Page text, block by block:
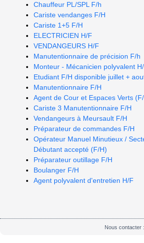
Chauffeur PL/SPL F/h
Cariste vendanges F/H
Cariste 1+5 F/H
ELECTRICIEN H/F
VENDANGEURS H/F
Manutentionnaire de précision F/h
Monteur - Mécanicien polyvalent
Etudiant F/H disponible juillet +
Manutentionnaire F/H
Agent de Cour et Espaces Verts
Cariste 3 Manutentionnaire F/H
Vendangeurs à Meursault F/H
Préparateur de commandes F/H
Opérateur Manuel Minutieux /
Débutant accepté (F/H)
Préparateur outillage F/H
Boulanger F/H
Agent polyvalent d'entretien H/F
Nous contacter